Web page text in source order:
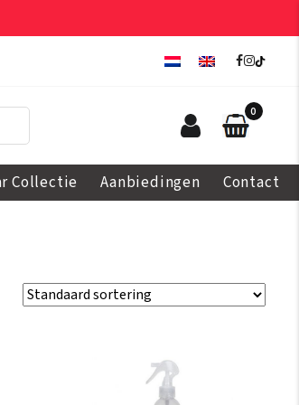
0
Collectie Aanbiedingen Contact